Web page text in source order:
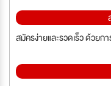
สมัครง่ายและรวดเร็ว ด้วย